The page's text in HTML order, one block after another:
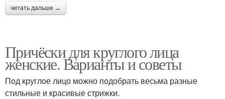
читать дальше →
Причёски для круглого лица
женские. Варианты и советы
Под круглое лицо можно подобрать весьма разные
стильные и красивые стрижки.